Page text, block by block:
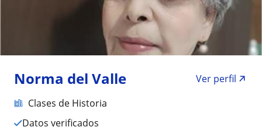
Norma del Valle
Ver perfil
Clases de Historia
Datos verificados